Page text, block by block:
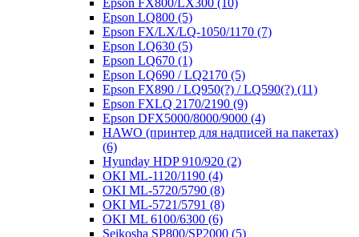
Epson LQ800 (5)
Epson FX/LX/LQ-1050/1170 (7)
Epson LQ630 (5)
Epson LQ670 (1)
Epson LQ690 / LQ2170 (5)
Epson FX890 / LQ950(?) / LQ590(?) (11)
Epson FXLQ 2170/2190 (9)
Epson DFX5000/8000/9000 (4)
HAWO (принтер для надписей на пакетах)
(6)
Hyunday HDP 910/920 (2)
OKI ML-1120/1190 (4)
OKI ML-5720/5790 (8)
OKI ML-5721/5791 (8)
OKI ML 6100/6300 (6)
Seikosha SP800/SP2000 (5)